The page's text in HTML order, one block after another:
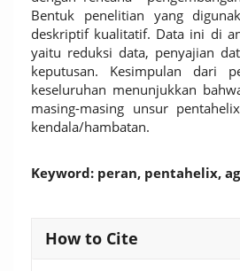
Bentuk penelitian yang
deskriptif kualitatif. Data ini di
yaitu reduksi data, penyajian
keputusan. Kesimpulan dari
keseluruhan menunjukkan
masing-masing unsur
kendala/hambatan.
Keyword: peran, pentahelix,
Article
Details
How to Cite